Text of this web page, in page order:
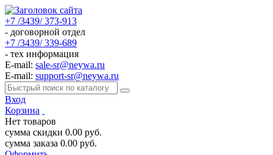
+7 /3439/ 373-913
- договорной отдел
+7 /3439/ 339-689
- тех информация
E-mail: sale-sr@neywa.ru
E-mail: support-sr@neywa.ru
Вход
Корзина
Нет товаров
сумма скидки 0.00 руб.
сумма заказа 0.00 руб.